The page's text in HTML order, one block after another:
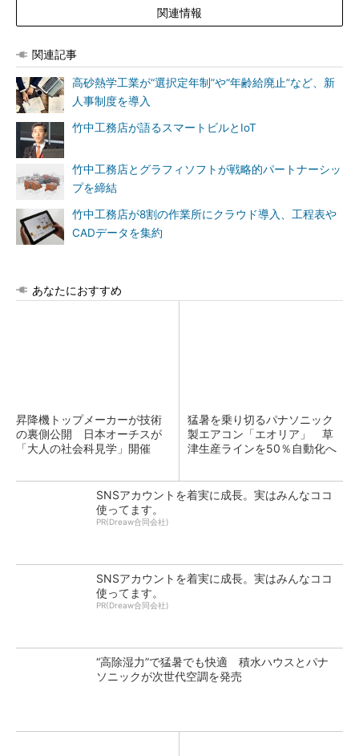
関連情報
関連記事
高砂熱学工業が“選択定年制”や“年齢給廃止”など、新
人事制度を導入
竹中工務店が語るスマートビルとIoT
竹中工務店とグラフィソフトが戦略的パートナーシッ
プを締結
竹中工務店が8割の作業所にクラウド導入、工程表や
CADデータを集約
あなたにおすすめ
昇降機トップメーカーが技術
の裏側公開 日本オーチスが
「大人の社会科見学」開催
猛暑を乗り切るパナソニック
製エアコン「エオリア」 草
津生産ラインを50％自動化へ
SNSアカウントを着実に成長。実はみんなココ
使ってます。
PR(Dreaw合同会社)
SNSアカウントを着実に成長。実はみんなココ
使ってます。
PR(Dreaw合同会社)
“高除湿力”で猛暑でも快適 積水ハウスとパナ
ソニックが次世代空調を発売